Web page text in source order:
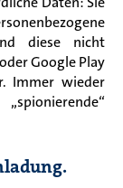
diese nicht
Google Play
Immer wieder